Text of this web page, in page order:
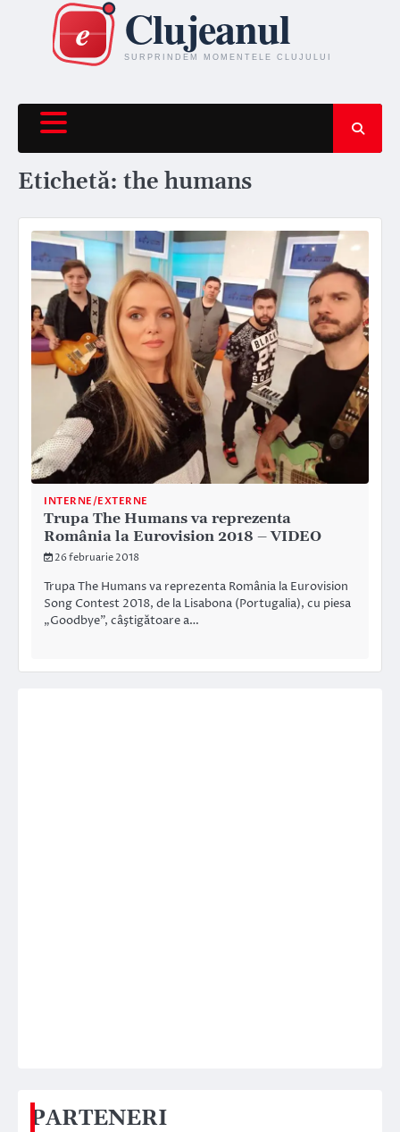
content
Etichetă: the humans
INTERNE/EXTERNE
Trupa The Humans va reprezenta
România la Eurovision 2018 – VIDEO
26 februarie 2018
Trupa The Humans va reprezenta România la Eurovision
Song Contest 2018, de la Lisabona (Portugalia), cu piesa
„Goodbye”, câştigătoare a…
PARTENERI